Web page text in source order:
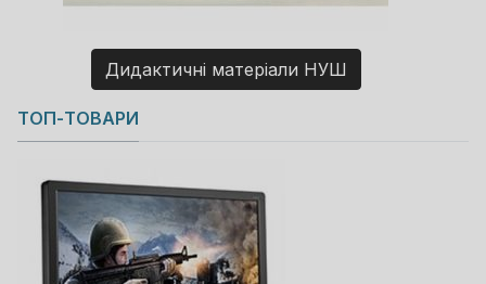
Дидактичні матеріали НУШ
Copyright MAXXmarketing GmbH
JoomShopping Download & Support
ТОП-ТОВАРИ